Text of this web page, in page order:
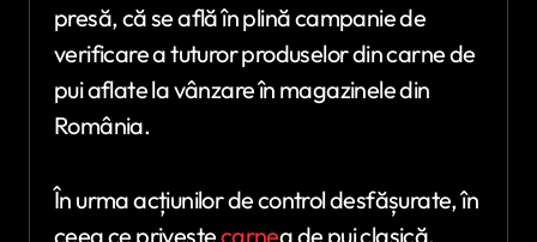
presă, că se află în plină campanie de
verificare a tuturor produselor din carne de
pui aflate la vânzare în magazinele din
România.
În urma acțiunilor de control desfășurate, în
ceea ce priveștecarnea de pui clasică,